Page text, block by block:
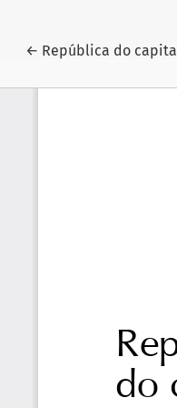
← Voltar aos Detalhes
República do